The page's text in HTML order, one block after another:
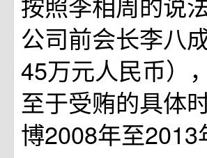
公司前会长李八
45万元人民币）
至于受贿的具体
博2008年至